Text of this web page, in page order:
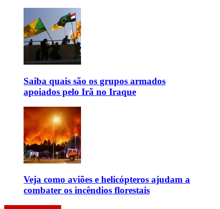
Saiba quais são os grupos armados
apoiados pelo Irã no Iraque
Veja como aviões e helicópteros ajudam a
combater os incêndios florestais